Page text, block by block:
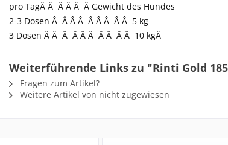
pro TagÂ Â Â Â Â Â Gewicht des Hundes
2-3 Dosen Â Â Â Â Â Â Â Â Â 5 kg
3 Dosen Â Â Â Â Â Â Â Â Â Â 10 kgÂ
Weiterführende Links zu "Rinti Gold
Fragen zum Artikel?
Weitere Artikel von nicht zugewiesen